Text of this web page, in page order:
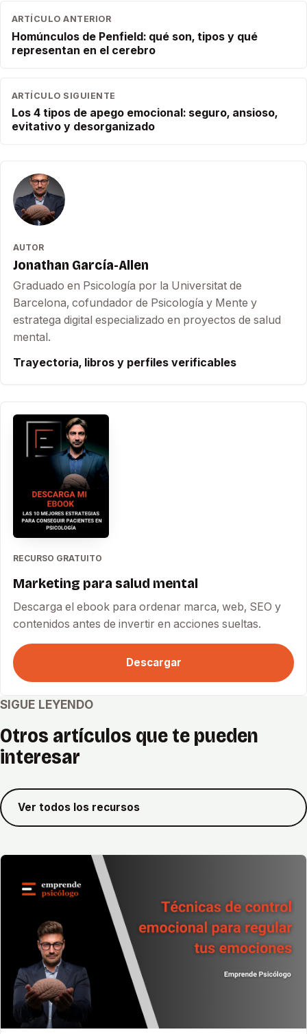
ARTÍCULO ANTERIOR
Homúnculos de Penfield: qué son, tipos y qué
representan en el cerebro
ARTÍCULO SIGUIENTE
Los 4 tipos de apego emocional: seguro, ansioso,
evitativo y desorganizado
AUTOR
Jonathan García-Allen
Graduado en Psicología por la Universitat de
Barcelona, cofundador de Psicología y Mente y
estratega digital especializado en proyectos de salud
mental.
Trayectoria, libros y perfiles verificables
RECURSO GRATUITO
Marketing para salud mental
Descarga el ebook para ordenar marca, web, SEO y
contenidos antes de invertir en acciones sueltas.
Descargar
SIGUE LEYENDO
Otros artículos que te pueden
interesar
Ver todos los recursos